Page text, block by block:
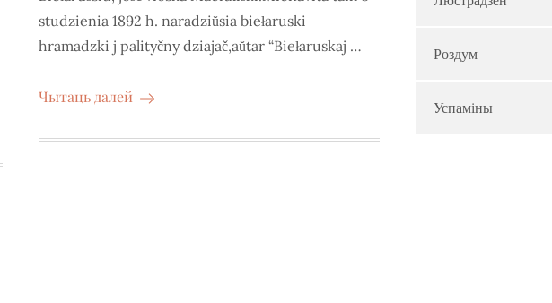
studzienia 1892 h. naradziŭsia biełaruski
hramadzki j palityčny dziajač,aŭtar “Biełaruskaj …
Чытаць далей
Роздум
Успаміны